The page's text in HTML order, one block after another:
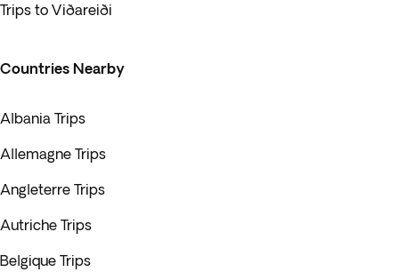
Trips to Viðareiði
Countries Nearby
Albania Trips
Allemagne Trips
Angleterre Trips
Autriche Trips
Belgique Trips